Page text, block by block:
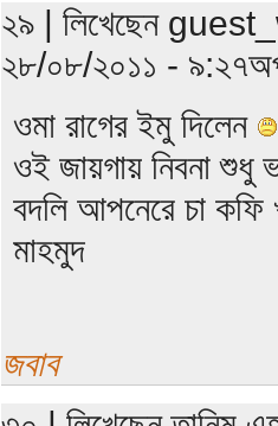
২৯ | লিখেছেন
২৮/০৮/২০১১ -
ওমা রাগের ইমু দিলেন
ওই জায়গায় নিবনা শুধু
বদলি আপনেরে চা কফি
মাহমুদ
জবাব